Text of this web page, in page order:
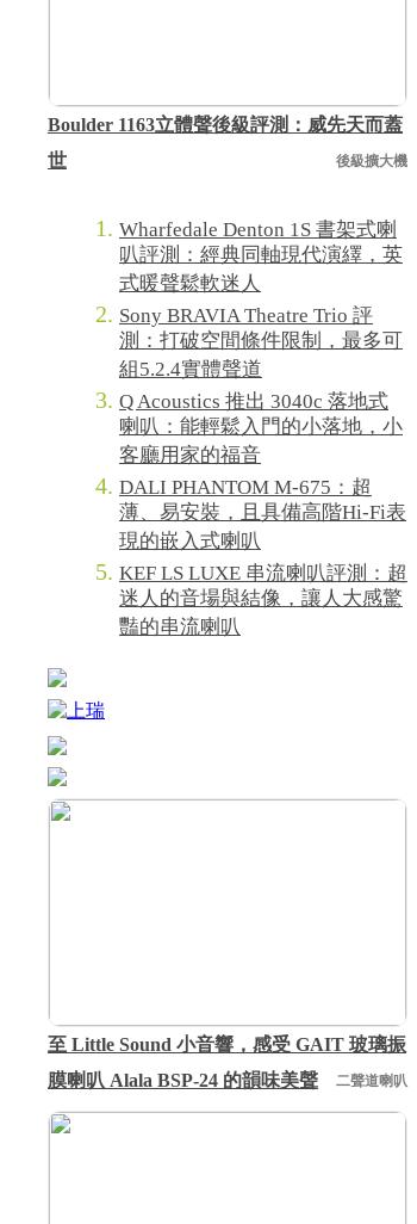
Boulder 1163立體聲後級評測：威先天而蓋
世
後級擴大機
Wharfedale Denton 1S 書架式喇
叭評測：經典同軸現代演繹，英
式暖聲鬆軟迷人
Sony BRAVIA Theatre Trio 評
測：打破空間條件限制，最多可
組5.2.4實體聲道
Q Acoustics 推出 3040c 落地式
喇叭：能輕鬆入門的小落地，小
客廳用家的福音
DALI PHANTOM M-675：超
薄、易安裝，且具備高階Hi-Fi表
現的嵌入式喇叭
KEF LS LUXE 串流喇叭評測：超
迷人的音場與結像，讓人大感驚
豔的串流喇叭
至 Little Sound 小音響，感受 GAIT 玻璃振
膜喇叭 Alala BSP-24 的韻味美聲
二聲道喇叭